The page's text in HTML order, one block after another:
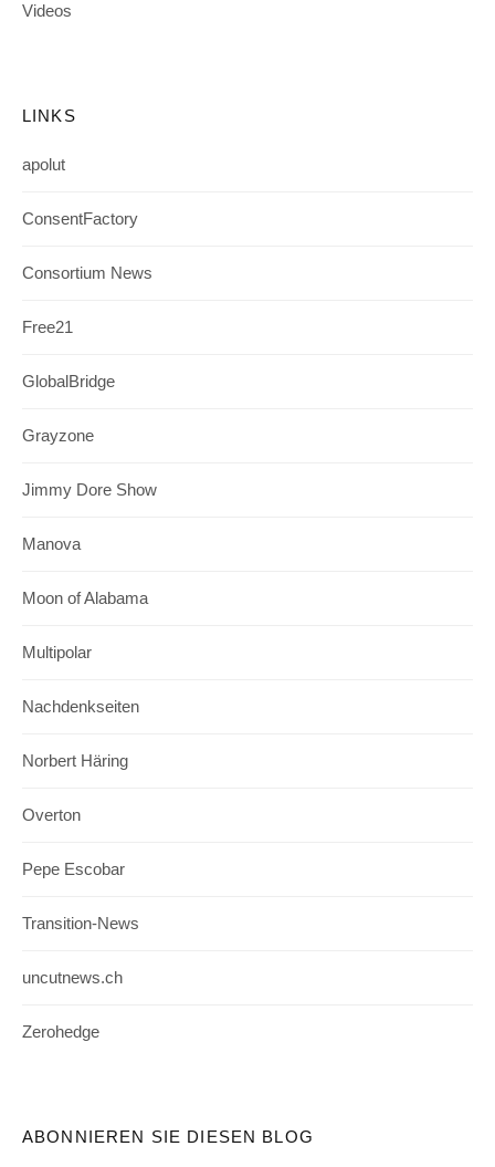
Videos
LINKS
apolut
ConsentFactory
Consortium News
Free21
GlobalBridge
Grayzone
Jimmy Dore Show
Manova
Moon of Alabama
Multipolar
Nachdenkseiten
Norbert Häring
Overton
Pepe Escobar
Transition-News
uncutnews.ch
Zerohedge
ABONNIEREN SIE DIESEN BLOG